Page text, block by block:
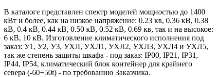
В каталоге представлен спектр моделей мощностью до 1400
кВт и более, как на низкое напряжение: 0.23 кв, 0.36 кВ, 0.38
кВ, 0.4 кВ, 0.44 кВ, 0.50 кВ, 0.52 кВ, 0.69 кв, так и на высокое:
6 кВ, 10 кВ. Изготовление климатического исполнения под
заказ: У1, У2, У3, УХЛ, УХЛ1, УХЛ2, УХЛ3, УХЛ4 и УХЛ5,
так же степень защиты шкафа - под заказ: IP00, IP21, IP31,
IP44, IP54, климатический блок контейнер для крайнего
севера (-60+50t) - по требованию Заказчика.